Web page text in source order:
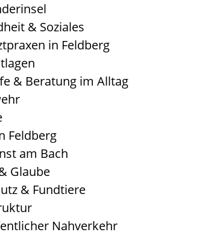
& Soziales
in Feldberg
& Beratung im Alltag
Feldberg
am Bach
Glaube
& Fundtiere
Nahverkehr